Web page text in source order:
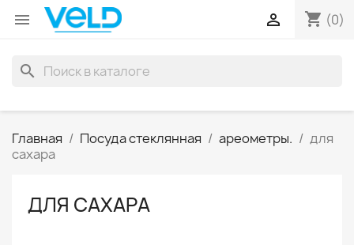
 shopping_cart (0)

search
Главная Посуда стеклянная ареометры.
для
сахара
ДЛЯ САХАРА